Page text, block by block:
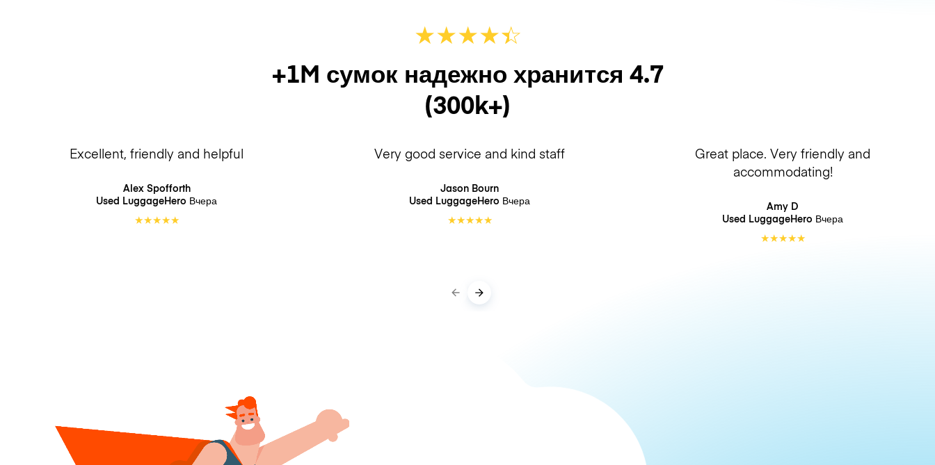
★★★★☆
★
+1M сумок надежно хранится 4.7
(300k+)
Excellent, friendly and helpful
Alex Spofforth
Used LuggageHero Вчера
★★★★★
Very good service and kind staff
Jason Bourn
Used LuggageHero Вчера
★★★★★
Great place. Very friendly and
accommodating!
Amy D
Used LuggageHero Вчера
★★★★★